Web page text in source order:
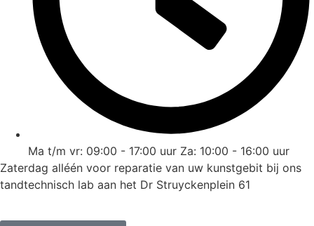
Ma t/m vr: 09:00 - 17:00 uur Za: 10:00 - 16:00 uur
Zaterdag alléén voor reparatie van uw kunstgebit bij ons
tandtechnisch lab aan het Dr Struyckenplein 61